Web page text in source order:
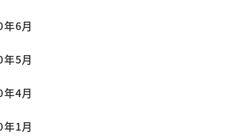
6月
5月
4月
1月